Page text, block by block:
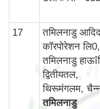
17
तमिलनाडु
कॉरपोरेशन लि0,
तमिलनाडु
द्वितीयतल,
थिरूमंगलम,
तमिलनाडु